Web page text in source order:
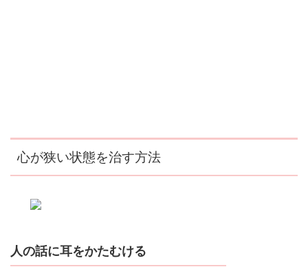
心が狭い状態を治す方法
人の話に耳をかたむける